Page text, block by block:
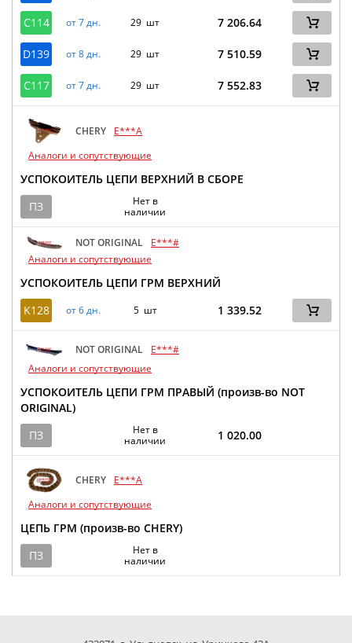
C114 от 7 дн. 29 шт 7 206.64
D139 от 8 дн. 29 шт 7 510.59
C117 от 7 дн. 29 шт 7 552.83
CHERY
E***A
Аналоги и сопутствующие
УСПОКОИТЕЛЬ ЦЕПИ ВЕРХНИЙ В СБОРЕ
ПЗ
Нет в
наличии
NOT ORIGINAL
E***#
Аналоги и сопутствующие
УСПОКОИТЕЛЬ ЦЕПИ ГРМ ВЕРХНИЙ
K128
от 6 дн. 5 шт 1 339.52
NOT ORIGINAL
E***#
Аналоги и сопутствующие
УСПОКОИТЕЛЬ ЦЕПИ ГРМ ПРАВЫЙ (произв-во NOT
ORIGINAL)
ПЗ
Нет в
наличии
1 020.00
CHERY
E***A
Аналоги и сопутствующие
ЦЕПЬ ГРМ (произв-во CHERY)
ПЗ
Нет в
наличии